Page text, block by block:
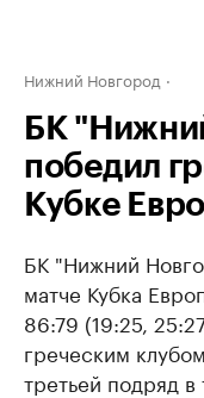
Нижний Новгород
БК
победил
Кубке
БК "Нижний
матче Кубка
86:79 (19:25,
греческим
третьей подряд в